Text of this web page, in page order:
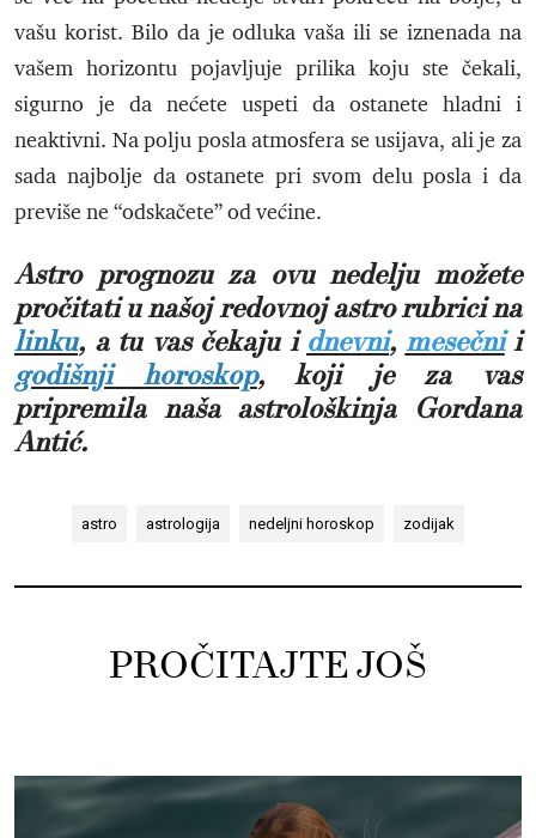
vašu korist. Bilo da je odluka vaša ili se iznenada na
vašem horizontu pojavljuje prilika koju ste čekali,
sigurno je da nećete uspeti da ostanete hladni i
neaktivni. Na polju posla atmosfera se usijava, ali je za
sada najbolje da ostanete pri svom delu posla i da
previše ne “odskačete” od većine.
Astro prognozu za ovu nedelju možete
pročitati u našoj redovnoj astro rubrici na
linku, a tu vas čekaju idnevni, mesečnii
godišnji horoskop,koji je za vas
pripremila naša astrološkinja Gordana
Antić.
astro astrologija nedeljni horoskop zodijak
PROČITAJTE JOŠ